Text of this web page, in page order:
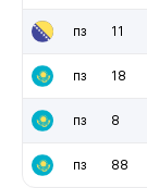
пз 11
пз 18
пз 8
пз 88